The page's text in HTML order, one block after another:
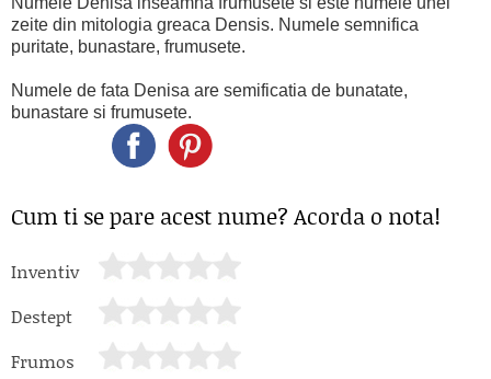
zeite din mitologia greaca Densis. Numele semnifica
puritate, bunastare, frumusete.
Numele de fata Denisa are semificatia de bunatate,
bunastare si frumusete.
Cum ti se pare acest nume? Acorda o nota!
Inventiv
Destept
Frumos